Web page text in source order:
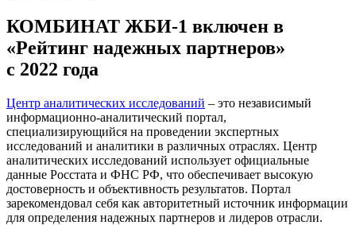
КОМБИНАТ ЖБИ-1 включен в
«Рейтинг надежных партнеров»
с 2022 года
Центр аналитических исследований – это независимый
информационно-аналитический портал,
специализирующийся на проведении экспертных
исследований и аналитики в различных отраслях. Центр
аналитических исследований использует официальные
данные Росстата и ФНС РФ, что обеспечивает высокую
достоверность и объективность результатов. Портал
зарекомендовал себя как авторитетный источник информации
для определения надежных партнеров и лидеров отрасли.